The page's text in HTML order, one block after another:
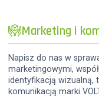
Marketing i
Napisz do nas w
marketingowymi,
identyfikacją wizualną,
komunikacją marki